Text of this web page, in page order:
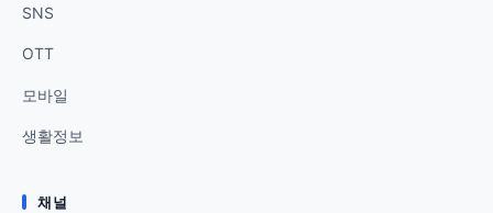
SNS
OTT
모바일
생활정보
채널